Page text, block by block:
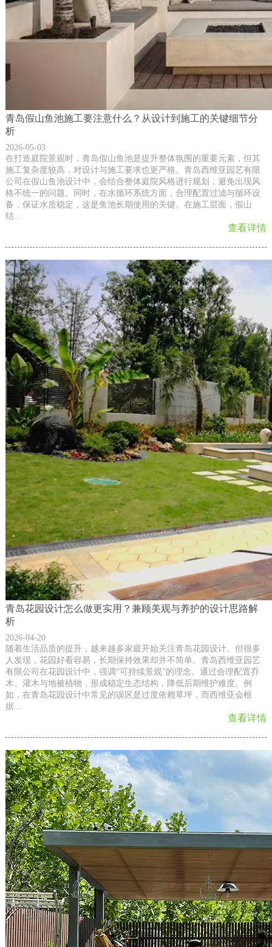
青岛假山鱼池施工要注意什么？从设计到施工的关键细节分
析
2026-05-03
在打造庭院景观时，青岛假山鱼池是提升整体氛围的重要元素，但其
施工复杂度较高，对设计与施工要求也更严格。青岛西维亚园艺有限
公司在假山鱼池设计中，会结合整体庭院风格进行规划，避免出现风
格不统一的问题。同时，在水循环系统方面，合理配置过滤与循环设
备，保证水质稳定，这是鱼池长期使用的关键。在施工层面，假山
结...
查看详情
青岛花园设计怎么做更实用？兼顾美观与养护的设计思路解
析
2026-04-20
随着生活品质的提升，越来越多家庭开始关注青岛花园设计。但很多
人发现，花园好看容易，长期保持效果却并不简单。青岛西维亚园艺
有限公司在花园设计中，强调“可持续景观”的理念。通过合理配置乔
木、灌木与地被植物，形成稳定生态结构，降低后期维护难度。例
如，在青岛花园设计中常见的误区是过度依赖草坪，而西维亚会根
据...
查看详情